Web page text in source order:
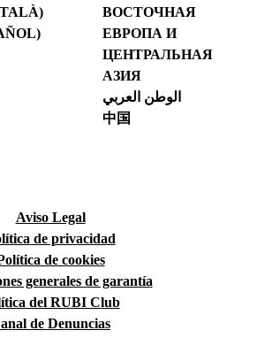
ВОСТОЧНАЯ
ЕВРОПА И
ЦЕНТРАЛЬНАЯ
АЗИЯ
الوطن العربي
中国
Aviso Legal
de privacidad
de cookies
generales de garantía
del RUBI Club
de Denuncias